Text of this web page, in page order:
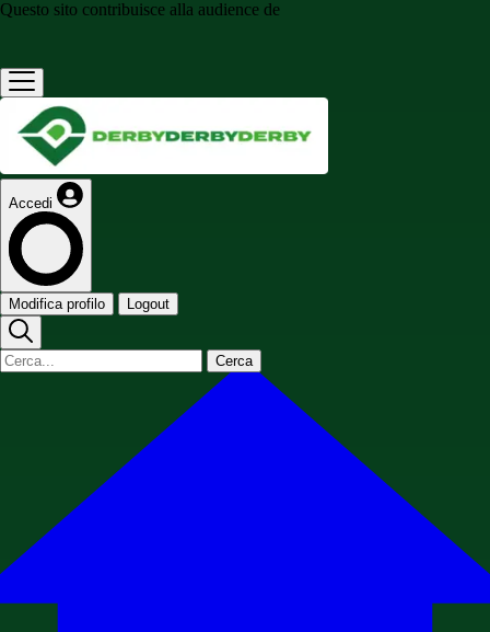
Questo sito contribuisce alla audience de
Accedi
Modifica profilo Logout
Cerca